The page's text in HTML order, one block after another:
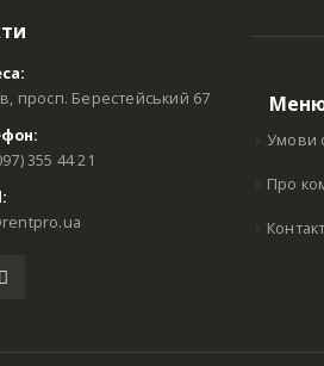
просп. Берестейський 67
355 44 21
Умови
Про